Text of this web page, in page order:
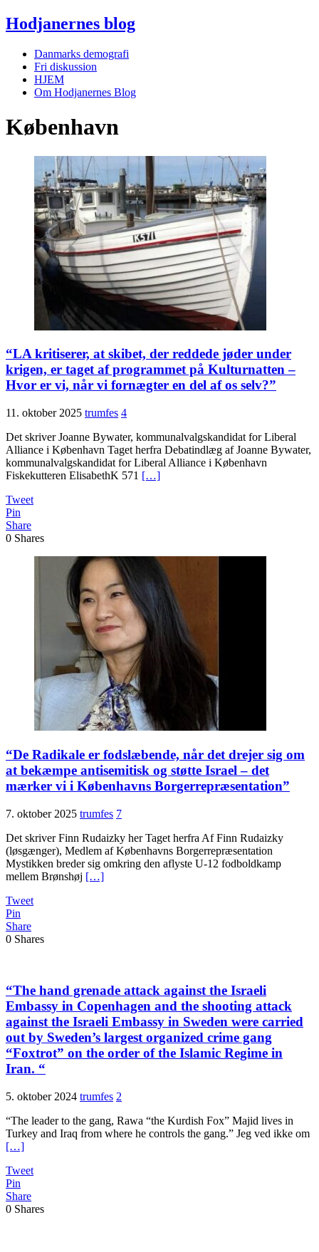
Hodjanernes blog
Danmarks demografi
Fri diskussion
HJEM
Om Hodjanernes Blog
København
“LA kritiserer, at skibet, der reddede jøder under
krigen, er taget af programmet på Kulturnatten –
Hvor er vi, når vi fornægter en del af os selv?”
11. oktober 2025 trumfes 4
Det skriver Joanne Bywater, kommunalvalgskandidat for Liberal
Alliance i København Taget herfra Debatindlæg af Joanne Bywater,
kommunalvalgskandidat for Liberal Alliance i København
Fiskekutteren ElisabethK 571 […]
Tweet
Pin
Share
0 Shares
“De Radikale er fodslæbende, når det drejer sig om
at bekæmpe antisemitisk og støtte Israel – det
mærker vi i Københavns Borgerrepræsentation”
7. oktober 2025 trumfes 7
Det skriver Finn Rudaizky her Taget herfra Af Finn Rudaizky
(løsgænger), Medlem af Københavns Borgerrepræsentation
Mystikken breder sig omkring den aflyste U-12 fodboldkamp
mellem Brønshøj […]
Tweet
Pin
Share
0 Shares
“The hand grenade attack against the Israeli
Embassy in Copenhagen and the shooting attack
against the Israeli Embassy in Sweden were carried
out by Sweden’s largest organized crime gang
“Foxtrot” on the order of the Islamic Regime in
Iran. “
5. oktober 2024 trumfes 2
“The leader to the gang, Rawa “the Kurdish Fox” Majid lives in
Turkey and Iraq from where he controls the gang.” Jeg ved ikke om
[…]
Tweet
Pin
Share
0 Shares